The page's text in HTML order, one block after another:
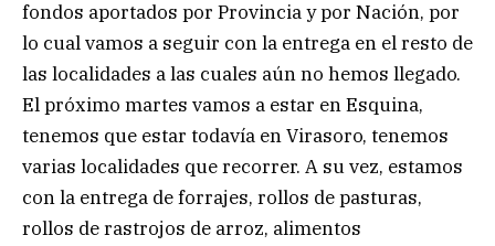
fondos aportados por Provincia y por Nación, por
lo cual vamos a seguir con la entrega en el resto de
las localidades a las cuales aún no hemos llegado.
El próximo martes vamos a estar en Esquina,
tenemos que estar todavía en Virasoro, tenemos
varias localidades que recorrer. A su vez, estamos
con la entrega de forrajes, rollos de pasturas,
rollos de rastrojos de arroz, alimentos